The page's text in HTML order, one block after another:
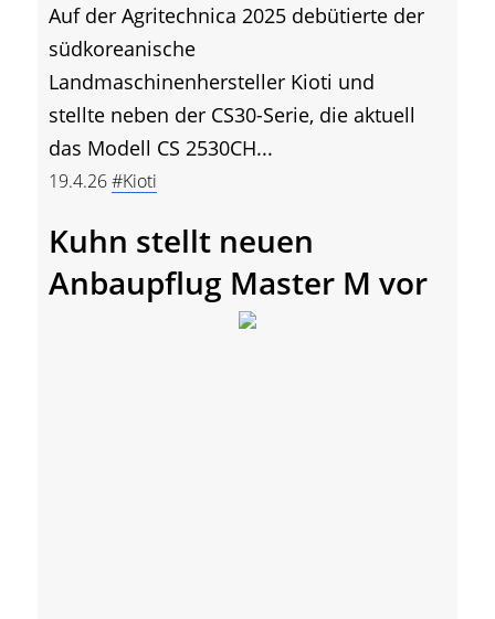
Auf der Agritechnica 2025 debütierte der
südkoreanische
Landmaschinenhersteller Kioti und
stellte neben der CS30-Serie, die aktuell
das Modell CS 2530CH...
19.4.26#Kioti
Kuhn stellt neuen
Anbaupflug Master M vor